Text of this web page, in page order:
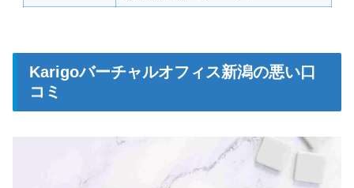
Karigoバーチャルオフィス新潟の悪い口
コミ